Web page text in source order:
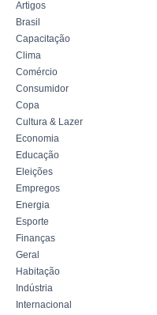
Artigos
Brasil
Capacitação
Clima
Comércio
Consumidor
Copa
Cultura & Lazer
Economia
Educação
Eleições
Empregos
Energia
Esporte
Finanças
Geral
Habitação
Indústria
Internacional